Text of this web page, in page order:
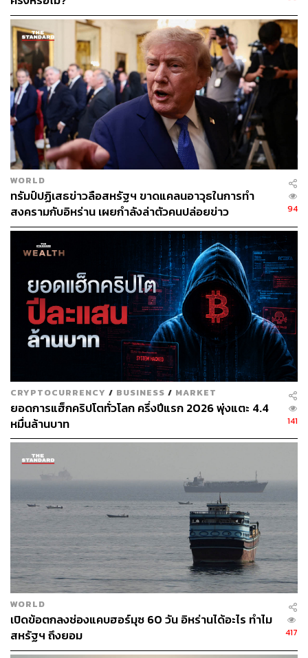
น้ำมันไว้ไม่เปลี่ยนแปลงจนถึงช่วงครึ่งหลังของปี 2024 ทำให้
ราคาน้ำมันเพิ่มขึ้น
กองทุนการเงินระหว่างประเทศ (IMF) มองว่าสถานการณ์
ความขัดแย้งที่ทวีความรุนแรงขึ้นในตะวันออกกลาง จะ
ทำให้ราคาน้ำมันพุ่งขึ้น 15% และค่าขนส่งที่สูงขึ้น ซึ่งจะ
ทำให้อัตราเงินเฟ้อทั่วโลกเพิ่มขึ้นประมาณ 0.7% นอกจากนี้
Morgan Stanley ได้ปรับเพิ่มการคาดการณ์น้ำมันดิบเบรนท์
ในไตรมาสที่ 3 ขึ้น 4 ดอลลาร์ต่อบาร์เรล เป็น 94 ดอลลาร์ต่อ
บาร์เรล
ฟรังก์สวิสและเยนญี่ปุ่น ขึ้นแท่นสกุลเงินที่หลบภัย
สกุลเงินฟรังก์สวิส (CHF) และเยนญี่ปุ่น (JPY) เป็นสกุลเงินที่
ปลอดภัย ซึ่งหลังจากที่เกิดเหตุการณ์อิหร่านตอบโต้ด้วยการ
ส่งเครื่องบินมาโจมตีอิสราเอล สกุลเงินทั้งสองได้พุ่งสูงขึ้น
ทันทีเมื่อเทียบกับสกุลเงินอื่น แม้ว่าจะชะลอตัวลงหลังจากที่
เหตุการณ์สงบลงในเวลาต่อมา
ตลาดหุ้นและคริปโตปรับตัวลง เนื่องจากเป็นสินทรัพย์ที่
มีความเสี่ยง
ตลาดหุ้นและคริปโตเคอร์เรนซีถูกมองว่าเป็นสินทรัพย์ที่มี
ความเสี่ยง จึงทำให้นักลงทุนมีแนวโน้มที่จะลดการลงทุนใน
พอร์ตมากกว่าสินทรัพย์อื่นๆ ที่ได้กล่าวมาข้างต้น ซึ่งหลังจาก
ที่มีข่าวการโจมตีเมื่อสัปดาห์ที่แล้ว ตลาดหุ้นญี่ปุ่นเจอแรงเท
ขายจนร่วงลงกว่า 3% ฟิวเจอร์สหุ้นยุโรปลดลง 1.5-2% ขณะ
ที่ฟิวเจอร์สสหรัฐฯ ร่วงลงอย่างรวดเร็ว แม้ว่าทางการของทั้ง
สองประเทศจะไม่ได้ออกมาชี้แจงรายละเอียดถึงเหตุการณ์ที่
เกิดขึ้น แต่ความไม่แน่นอนที่ยังคงอยู่ทำให้นักลงทุนยังคง
จับตาดูต่อไป
Ajay Bagga ประธานเจ้าหน้าที่บริหารของ OPC Asset
Solution กล่าวว่า ราคาน้ำมันถือเป็นความเสี่ยงหลักของ
ประเทศที่นำเข้าน้ำมัน เช่น อินเดีย แม้นี่จะเป็นความขัดแย้ง
ในตะวันออกกลาง แต่หากอิหร่านเลือกที่จะโจมตีโรงกลั่น
น้ำมันของซาอุดีอาระเบีย หรือลดการขนส่งน้ำมันในอ่าว
WORLD
ทรัมป์ปฏิเสธข่าวลือสหรัฐฯ ขาดแคลนอาวุธในการทำ
สงครามกับอิหร่าน เผยกำลังล่าตัวคนปล่อยข่าว
94
CRYPTOCURRENCY / BUSINESS / MARKET
ยอดการแฮ็กคริปโตทั่วโลก ครึ่งปีแรก 2026 พุ่งแตะ 4.4
หมื่นล้านบาท
141
WORLD
เปิดข้อตกลงช่องแคบฮอร์มุซ 60 วัน อิหร่านได้อะไร ทำไม
สหรัฐฯ ถึงยอม
417